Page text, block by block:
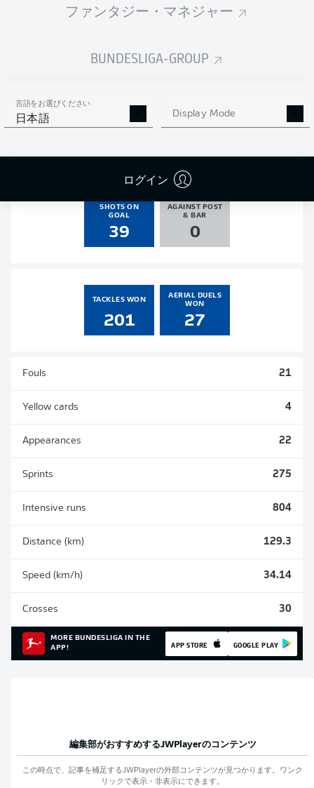
ファンタジー・マネジャー
BUNDESLIGA-GROUP
言語をお選びください
日本語 Display Mode
ログイン
統計 シーズン 2022/2023
GOALS ASSISTS PENALTIES
PENALTIES
SHOTS ON
GOAL
39
AGAINST POST
& BAR
0
TACKLES WON
201
AERIAL DUELS
WON
27
Fouls 21
Yellow cards 4
Appearances 22
Sprints 275
Intensive runs 804
Distance (km) 129.3
Speed (km/h) 34.14
Crosses 30
MORE BUNDESLIGA IN THE
APP!
APP STORE GOOGLE PLAY
編集部がおすすめするJWPlayerのコンテンツ
この時点で、記事を補足するJWPlayerの外部コンテンツが見つかります。ワンク
リックで表示・非表示にできます。